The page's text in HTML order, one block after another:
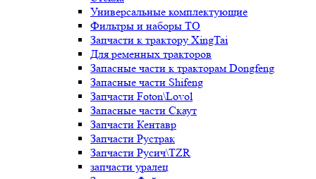
Универсальные комплектующие
Фильтры и наборы ТО
Запчасти к трактору XingTai
Для ременных тракторов
Запасные части к тракторам Dongfeng
Запасные части Shifeng
Запчасти Foton\Lovol
Запасные части Скаут
Запчасти Кентавр
Запчасти Рустрак
Запчасти Русич\TZR
запчасти уралец